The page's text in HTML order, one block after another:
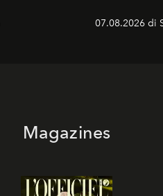
07.08.2026 di
Magazines